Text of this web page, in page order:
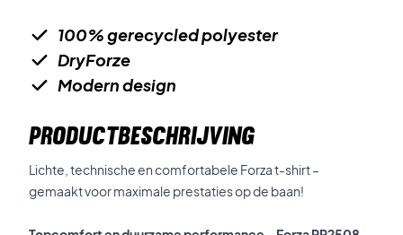
100% gerecycled polyester
DryForze
Modern design
PRODUCTBESCHRIJVING
Lichte, technische en comfortabele Forza t-shirt –
gemaakt voor maximale prestaties op de baan!